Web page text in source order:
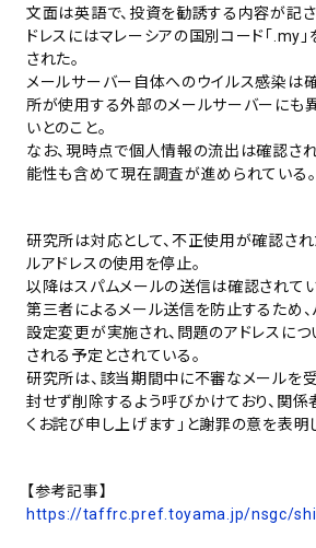
文面は英語で、投資を勧誘する内容が記
ドレスにはマレーシアの国別コード「.my
された。
メールサーバー自体へのウイルス感染は
所が使用する外部のメールサーバーにも
いとのこと。
なお、現時点で個人情報の流出は確認さ
能性も含めて現在調査が進められている。
研究所は対応として、不正使用が確認さ
ルアドレスの使用を停止。
以降はスパムメールの送信は確認されてい
第三者によるメール送信を防止するため
設定変更が実施され、問題のアドレスに
される予定とされている。
研究所は、該当期間中に不審なメールを
封せず削除するよう呼びかけており、関係
くお詫び申し上げます」と謝罪の意を表明
【参考記事】
https://taffrc.pref.toyama.jp/nsgc/